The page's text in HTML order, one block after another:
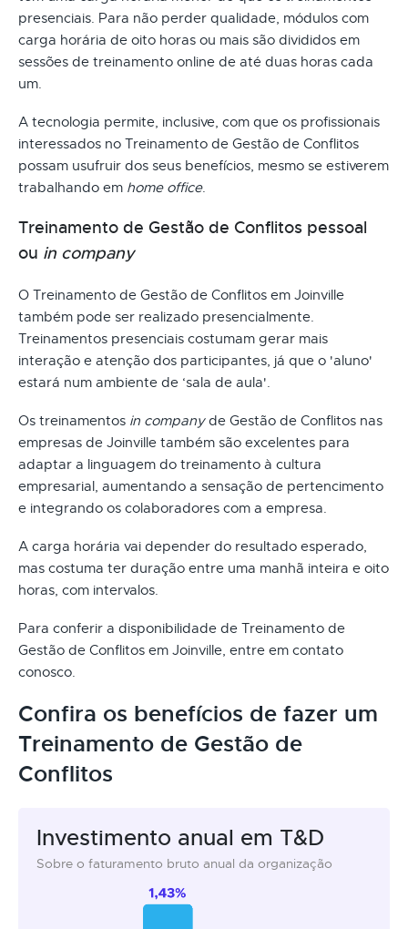
presenciais. Para não perder qualidade, módulos com
carga horária de oito horas ou mais são divididos em
sessões de treinamento online de até duas horas cada
um.
A tecnologia permite, inclusive, com que os profissionais
interessados no Treinamento de Gestão de Conflitos
possam usufruir dos seus benefícios, mesmo se estiverem
trabalhando em home office.
Treinamento de Gestão de Conflitos pessoal
ou in company
O Treinamento de Gestão de Conflitos em Joinville
também pode ser realizado presencialmente.
Treinamentos presenciais costumam gerar mais
interação e atenção dos participantes, já que o 'aluno'
estará num ambiente de ‘sala de aula'.
Os treinamentos in companyde Gestão de Conflitos nas
empresas de Joinville também são excelentes para
adaptar a linguagem do treinamento à cultura
empresarial, aumentando a sensação de pertencimento
e integrando os colaboradores com a empresa.
A carga horária vai depender do resultado esperado,
mas costuma ter duração entre uma manhã inteira e oito
horas, com intervalos.
Para conferir a disponibilidade de Treinamento de
Gestão de Conflitos em Joinville, entre em contato
conosco.
Confira os benefícios de fazer um
Treinamento de Gestão de
Conflitos
Investimento anual em T&D
Sobre o faturamento bruto anual da organização